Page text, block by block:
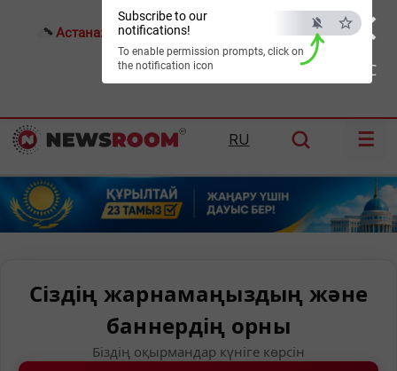
×
ESC
Subscribe to our
notifications!
To enable permission prompts, click on
the notification icon
Астана: 26°C Алматы: Шымкент:37°C
RU ☰
Сіздің жарнамаңыздың және
баннердің орны
Біздің оқырмандар күніге көрсін